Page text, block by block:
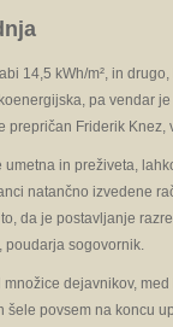
14,5 kWh/m², in
pa vendar
Friderik
in preživeta,
natančno izvedene
da je postavljanje
poudarja sogovornik.
dejavnikov,
povsem na koncu